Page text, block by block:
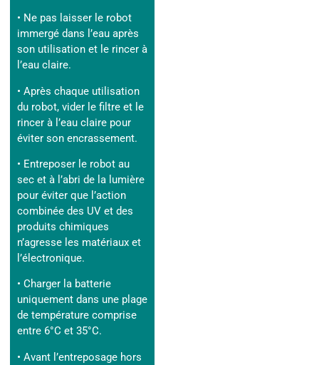
• Ne pas laisser le robot
immergé dans l’eau après
son utilisation et le rincer à
l’eau claire.
• Après chaque utilisation
du robot, vider le filtre et le
rincer à l’eau claire pour
éviter son encrassement.
• Entreposer le robot au
sec et à l’abri de la lumière
pour éviter que l’action
combinée des UV et des
produits chimiques
n’agresse les matériaux et
l’électronique.
• Charger la batterie
uniquement dans une plage
de température comprise
entre 6°C et 35°C.
• Avant l’entreposage hors